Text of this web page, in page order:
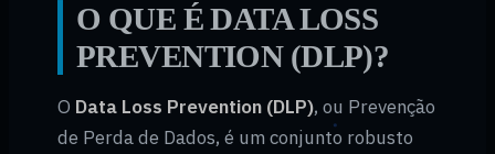
O QUE É DATA LOSS
PREVENTION (DLP)?
O Data Loss Prevention (DLP), ou Prevenção
de Perda de Dados, é um conjunto robusto